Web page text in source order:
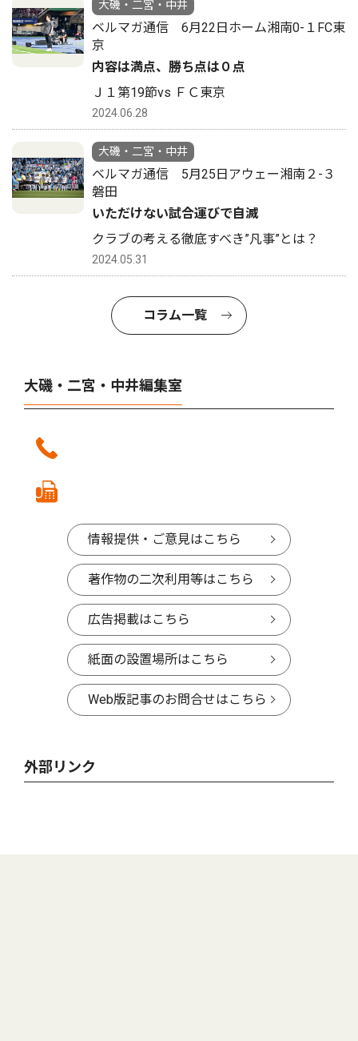
大磯・二宮・中井
ベルマガ通信 6月22日ホーム湘南0-１FC東
京
内容は満点、勝ち点は０点
Ｊ１第19節vs ＦＣ東京
2024.06.28
大磯・二宮・中井
ベルマガ通信 5月25日アウェー湘南２-３
磐田
いただけない試合運びで自滅
クラブの考える徹底すべき”凡事”とは？
2024.05.31
コラム一覧
大磯・二宮・中井編集室
情報提供・ご意見はこちら
著作物の二次利用等はこちら
広告掲載はこちら
紙面の設置場所はこちら
Web版記事のお問合せはこちら
外部リンク